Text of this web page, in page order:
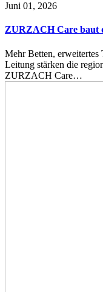
Juni 01, 2026
ZURZACH Care baut
Mehr Betten, erweitertes
Leitung stärken die
ZURZACH Care…